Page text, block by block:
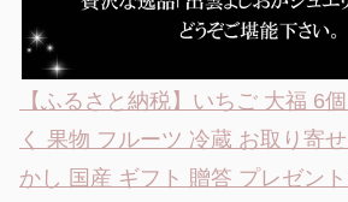
【ふるさと納税】いちご 大福 6
く 果物 フルーツ 冷蔵 お取り寄
かし 国産 ギフト 贈答 プレゼン